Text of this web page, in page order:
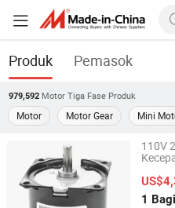
Produk Pemasok
979,592 Motor Tiga Fase Produk
Motor Motor Gear Mini
110V
1
Ningbo Derry E&M Tech Co.,
Zhejiang, China